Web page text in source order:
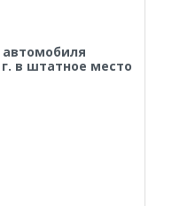
г. в штатное место